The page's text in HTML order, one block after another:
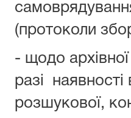
(протоколи
- щодо
разі
розшукової,